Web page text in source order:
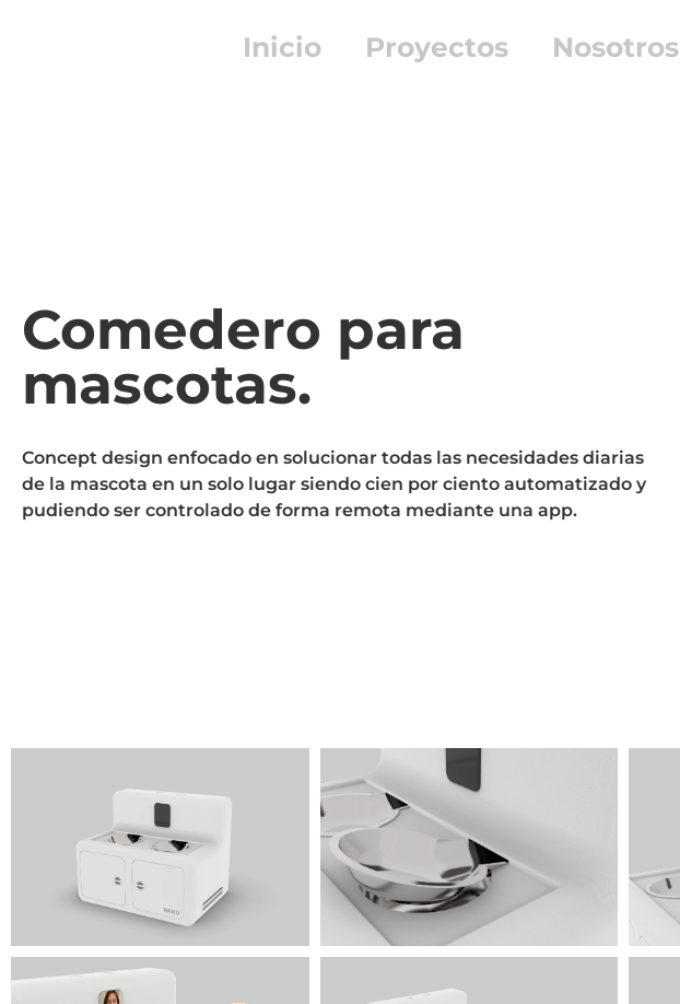
Inicio Proyectos Nosotros
Comedero para
mascotas.
Concept design enfocado en solucionar todas las necesidades diarias
de la mascota en un solo lugar siendo cien por ciento automatizado y
pudiendo ser controlado de forma remota mediante una app.